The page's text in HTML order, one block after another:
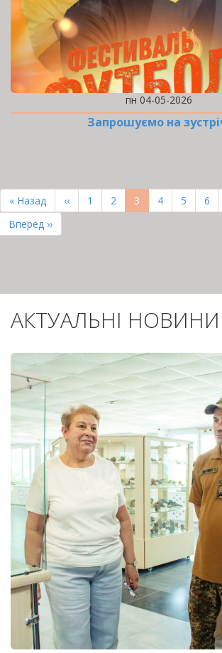
пн 04-05-2026
Запрошуємо на
НА
СТОРІНКИ
Перша
сторінка
« Назад
Попередня
сторінка
‹‹ Page
1 Page
2
Поточна
сторінка
3 Page
4 Page
5 Page
6
Остання
сторінка
Вперед ››
АКТУАЛЬНІ НОВИНИ